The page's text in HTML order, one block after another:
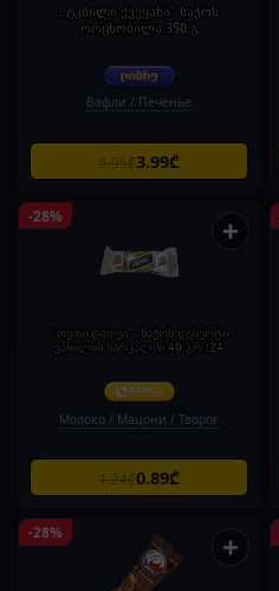
„ტკბილი ქვეყანა" ხაჭოს
ორცხობილა 350 გ
Вафли / Печенье
5.95₾3.99₾
-28% +
"თეთი დათვი"- ხაჭოს დესერტი
ვანილის სარკალში 40 გრ.(24
Молоко / Мацони / Творог
1.24₾0.89₾
-28% +